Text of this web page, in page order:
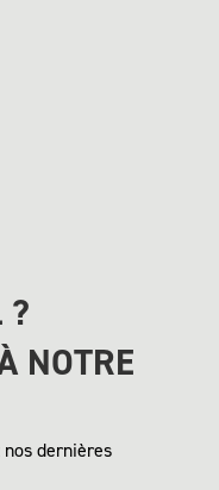
?
NOTRE
dernières